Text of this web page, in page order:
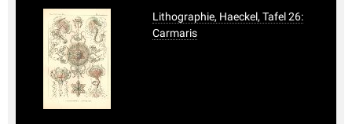
Lithographie, Haeckel, Tafel 26:
Carmaris